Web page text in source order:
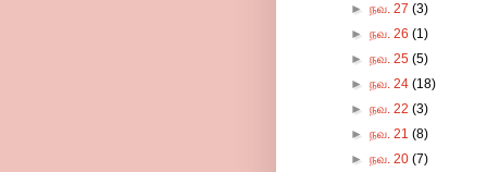
►நவ. 27(3)
►நவ. 26(1)
►நவ. 25(5)
►நவ. 24(18)
►நவ. 22(3)
►நவ. 21(8)
►நவ. 20(7)